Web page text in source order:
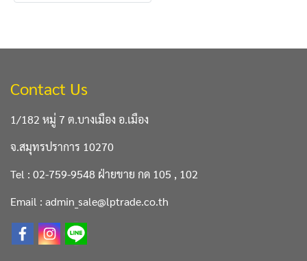
Contact Us
1/182 หมู่ 7 ต.บางเมือง อ.เมือง
จ.สมุทรปราการ 10270
Tel : 02-759-9548 ฝ่ายขาย กด 105 , 102
Email : admin_sale@lptrade.co.th